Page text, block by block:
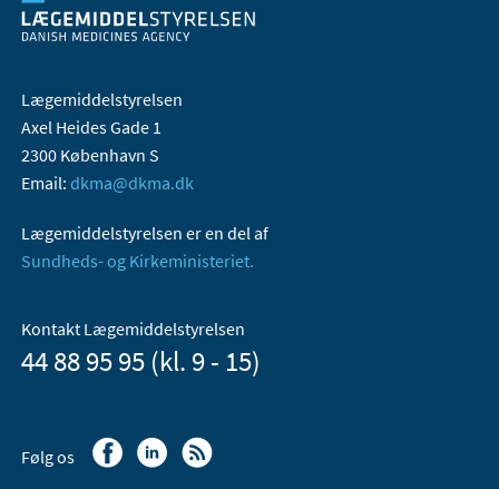
Lægemiddelstyrelsen
Axel Heides Gade 1
2300 København S
Email: dkma@dkma.dk
Lægemiddelstyrelsen er en del af
Sundheds- og Kirkeministeriet.
Kontakt Lægemiddelstyrelsen
44 88 95 95 (kl. 9 - 15)
Følg os